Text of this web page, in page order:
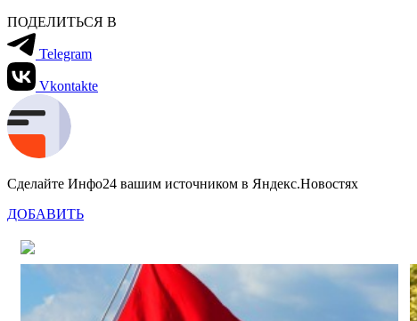
ПОДЕЛИТЬСЯ В
Telegram
Vkontakte
Сделайте Инфо24 вашим источником в Яндекс.Новостях
ДОБАВИТЬ